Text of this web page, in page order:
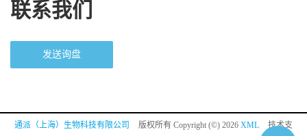
联系我们
发送询盘
通派（上海）生物科技有限公司 版权所有 Copyright (©) 2026 XML 技术支